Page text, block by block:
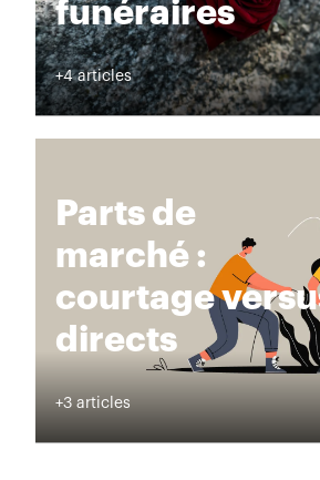
funéraires
+4 articles
Parts de
marché :
courtage
directs
+3 articles